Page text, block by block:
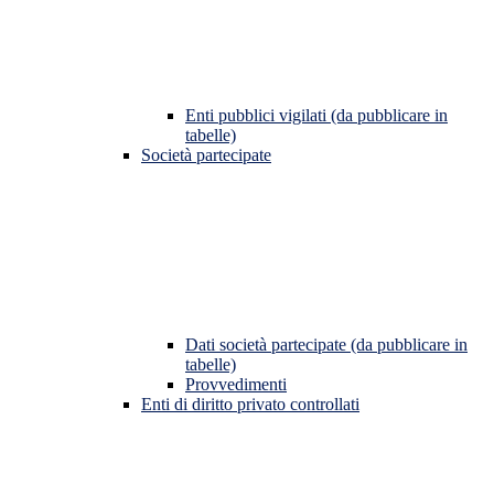
Enti pubblici vigilati (da pubblicare in
tabelle)
Società partecipate
Dati società partecipate (da pubblicare in
tabelle)
Provvedimenti
Enti di diritto privato controllati